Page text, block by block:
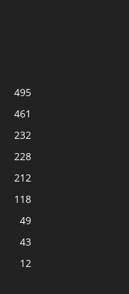
495
461
232
228
212
118
49
43
12